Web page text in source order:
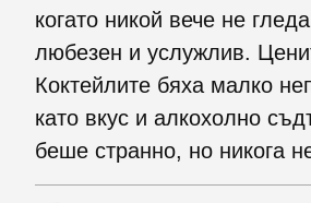
когато никой вече не
любезен и услужлив.
Коктейлите бяха малко
като вкус и алкохолно
беше странно, но никога